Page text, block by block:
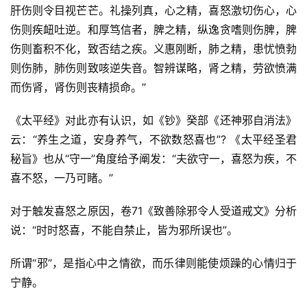
肝伤则令目视芒芒。礼操列真，心之精，喜怒激切伤心，心
伤则疾衄吐逆。和厚笃信者，脾之精，纵逸贪嗜则伤脾，脾
伤则畜积不化，致否结之疾。义惠刚断，肺之精，患忧愤勃
则伤肺，肺伤则致咳逆失音。智辨谋略，肾之精，劳欲愤满
而伤肾，肾伤则丧精损命。”
《太平经》对此亦有认识，如《钞》癸部《还神邪自消法》
云：“养生之道，安身养气，不欲数怒喜也”? 《太平经圣君
秘旨》也从“守一”角度给予阐发：“夫欲守一，喜怒为疾，不
喜不怒，一乃可睹。”
对于触发喜怒之原因，卷71《致善除邪令人受道戒文》分析
说：“时时怒喜，不能自禁止，皆为邪所误也”。
所谓“邪”，是指心中之情欲，而乐律则能使烦躁的心情归于
宁静。